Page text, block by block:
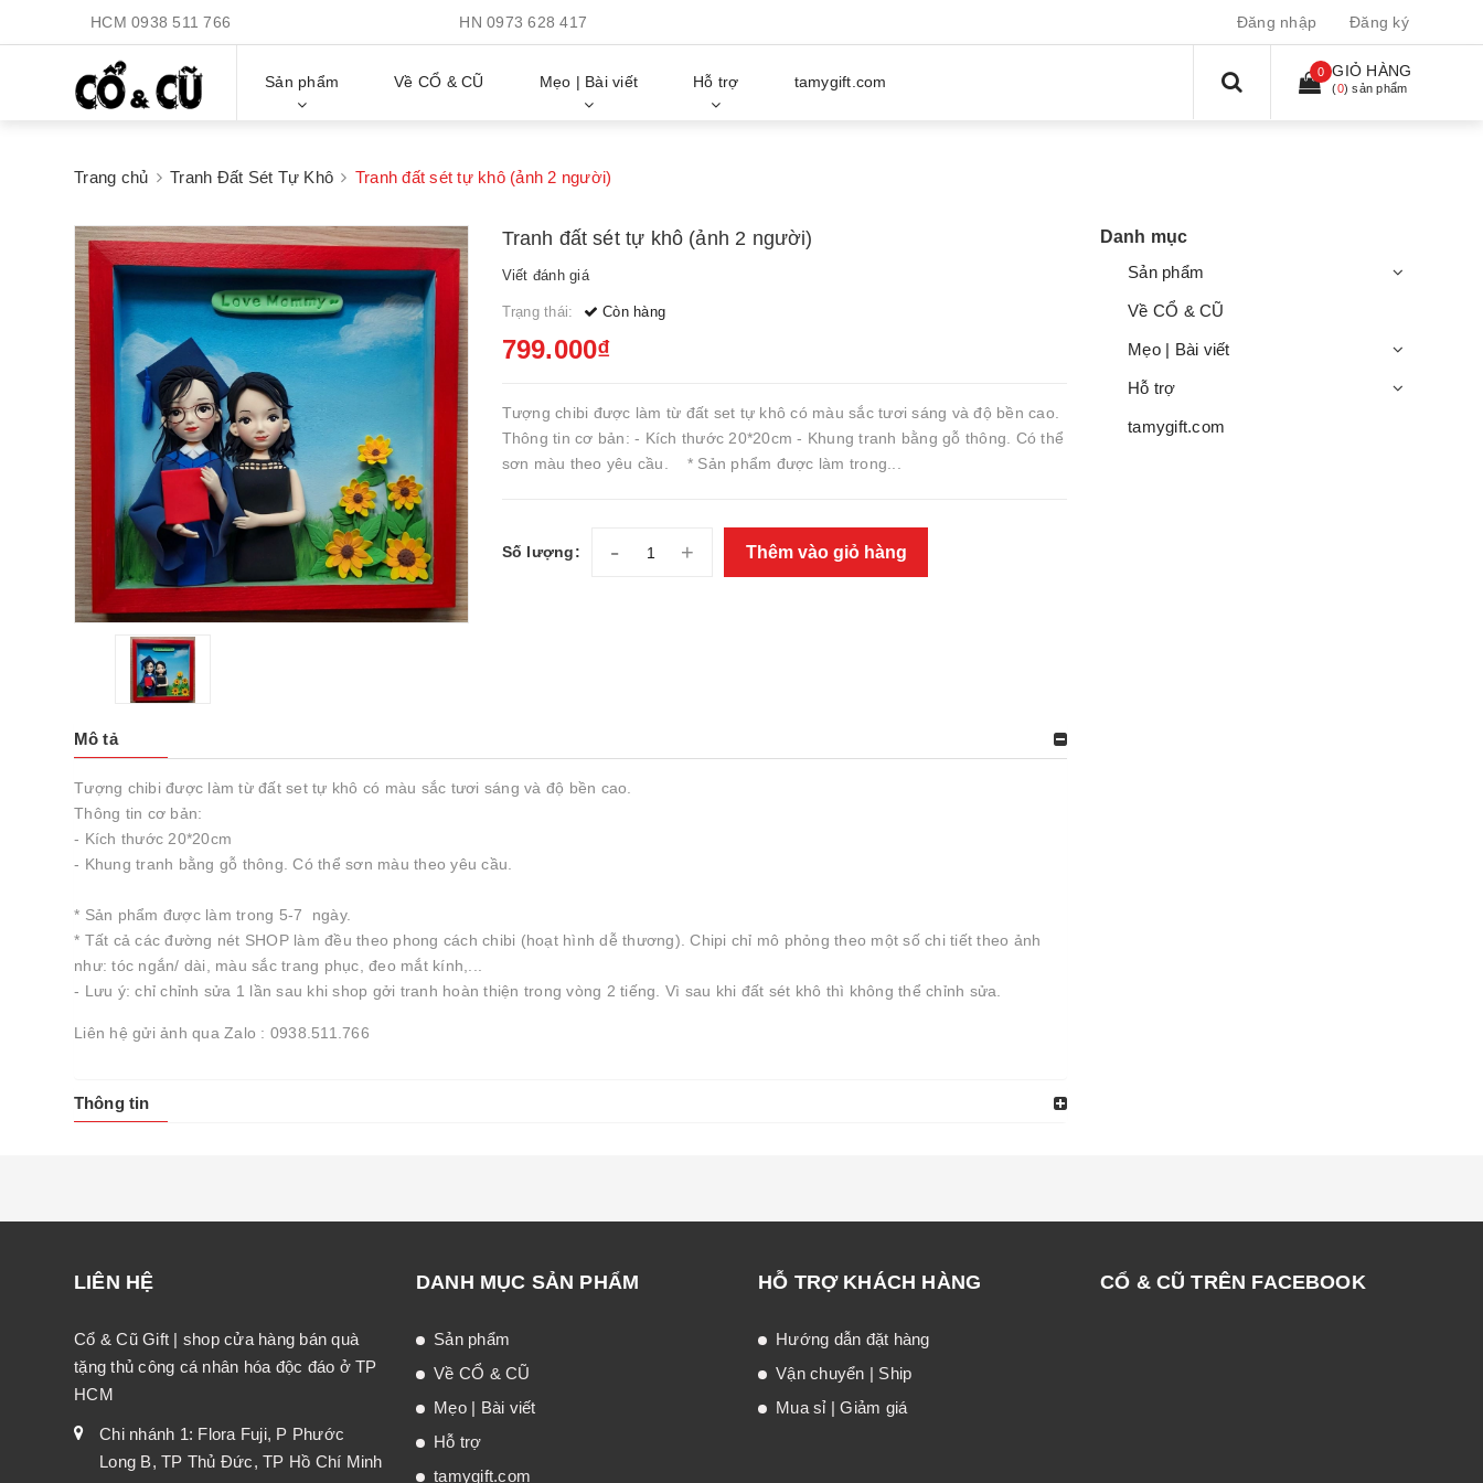
HCM 0938 511 766 HN0973 628 417 Đăng nhập Đăng ký
Sản phẩm Về CỔ & CŨ Mẹo | Bài viết Hỗ trợ tamygift.com
0 GIỎ HÀNG
(0) sản phẩm
Trang chủ Tranh Đất Sét Tự Khô Tranh đất sét tự khô (ảnh 2 người)
Tranh đất sét tự khô (ảnh 2 người)
Viết đánh giá
Trạng thái: Còn hàng
799.000₫
Tượng chibi được làm từ đất set tự khô có màu sắc tươi sáng và độ bền cao.
Thông tin cơ bản: - Kích thước 20*20cm - Khung tranh bằng gỗ thông. Có thể
sơn màu theo yêu cầu. * Sản phẩm được làm trong...
Số lượng: - + Thêm vào giỏ hàng
Mô tả
Tượng chibi được làm từ đất set tự khô có màu sắc tươi sáng và độ bền cao.
Thông tin cơ bản:
- Kích thước 20*20cm
- Khung tranh bằng gỗ thông. Có thể sơn màu theo yêu cầu.
* Sản phẩm được làm trong 5-7 ngày.
* Tất cả các đường nét SHOP làm đều theo phong cách chibi (hoạt hình dễ thương). Chipi chỉ mô phỏng theo một số chi tiết theo ảnh
như: tóc ngắn/ dài, màu sắc trang phục, đeo mắt kính,...
- Lưu ý: chỉ chỉnh sửa 1 lần sau khi shop gởi tranh hoàn thiện trong vòng 2 tiếng. Vì sau khi đất sét khô thì không thể chỉnh sửa.
Liên hệ gửi ảnh qua Zalo : 0938.511.766
Thông tin
Danh mục
Sản phẩm
Về CỔ & CŨ
Mẹo | Bài viết
Hỗ trợ
tamygift.com
LIÊN HỆ
Cổ & Cũ Gift | shop cửa hàng bán quà
tặng thủ công cá nhân hóa độc đáo ở TP
HCM
Chi nhánh 1: Flora Fuji, P Phước
Long B, TP Thủ Đức, TP Hồ Chí Minh
DANH MỤC SẢN PHẨM
Sản phẩm
Về CỔ & CŨ
Mẹo | Bài viết
Hỗ trợ
tamygift.com
HỖ TRỢ KHÁCH HÀNG
Hướng dẫn đặt hàng
Vận chuyển | Ship
Mua sỉ | Giảm giá
CỔ & CŨ TRÊN FACEBOOK